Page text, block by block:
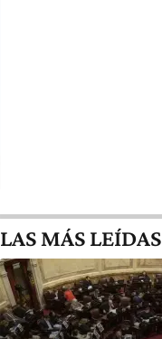
LAS MÁS LEÍDAS